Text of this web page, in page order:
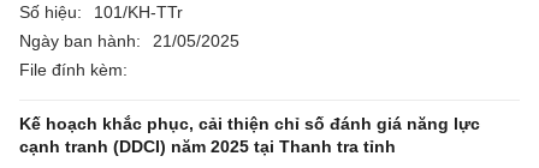
Số hiệu:
101/KH-TTr
Ngày ban hành:
21/05/2025
File đính kèm:
Kế hoạch khắc phục, cải thiện chỉ số đánh giá năng lực
cạnh tranh (DDCI) năm 2025 tại Thanh tra tỉnh